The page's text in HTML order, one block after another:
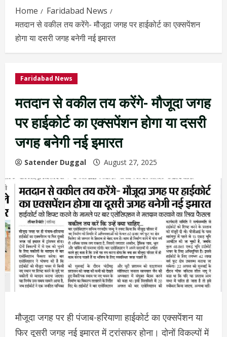
Home
Faridabad News
मतदान से वकील तय करेंगे- मौजूदा जगह पर हाईकोर्ट का एक्सपेंशन
होगा या दसरी जगह बनेगी नई इमारत
Faridabad News
मतदान से वकील तय करेंगे- मौजूदा जगह
पर हाईकोर्ट का एक्सपेंशन होगा या दसरी
जगह बनेगी नई इमारत
Satender Duggal August 27, 2025
मौजूदा जगह पर ही पंजाब-हरियाणा हाईकोर्ट का एक्सपेंशन या
फिर दूसरी जगह नई इमारत में ट्रांसफर होना। दोनों विकल्पों में